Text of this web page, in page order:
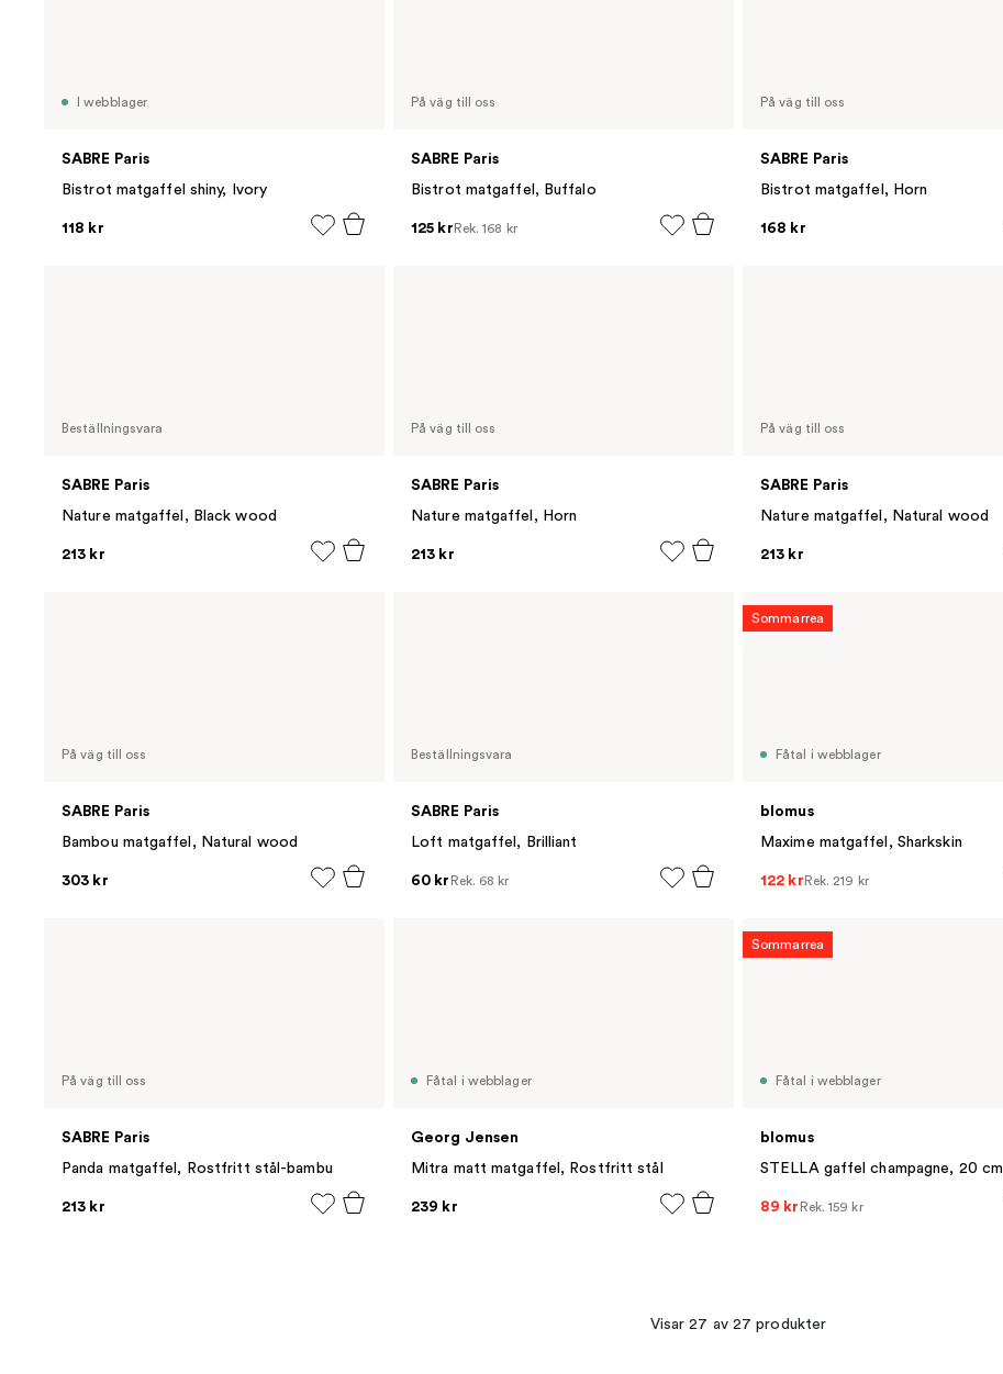
I webblager
SABRE Paris
Bistrot matgaffel shiny, Ivory
118 kr
På väg till oss
SABRE Paris
Bistrot matgaffel, Buffalo
125 kr Rek.168 kr
På väg till oss
SABRE Paris
Bistrot matgaffel, Horn
168 kr
Beställningsvara
SABRE Paris
Nature matgaffel, Black wood
213 kr
På väg till oss
SABRE Paris
Nature matgaffel, Horn
213 kr
På väg till oss
SABRE Paris
Nature matgaffel, Natural wood
213 kr
På väg till oss
SABRE Paris
Bambou matgaffel, Natural wood
303 kr
Beställningsvara
SABRE Paris
Loft matgaffel, Brilliant
60 kr Rek. 68 kr
Fåtal i webblager
blomus
Maxime matgaffel, Sharkskin
122 kr Rek. 219 kr
Sommarrea
På väg till oss
SABRE Paris
Panda matgaffel, Rostfritt stål-bambu
213 kr
Fåtal i webblager
Georg Jensen
Mitra matt matgaffel, Rostfritt stål
239 kr
Fåtal i webblager
blomus
STELLA gaffel champagne, 20 cm
89 kr Rek.159 kr
Sommarrea
Visar 27 av 27 produkter